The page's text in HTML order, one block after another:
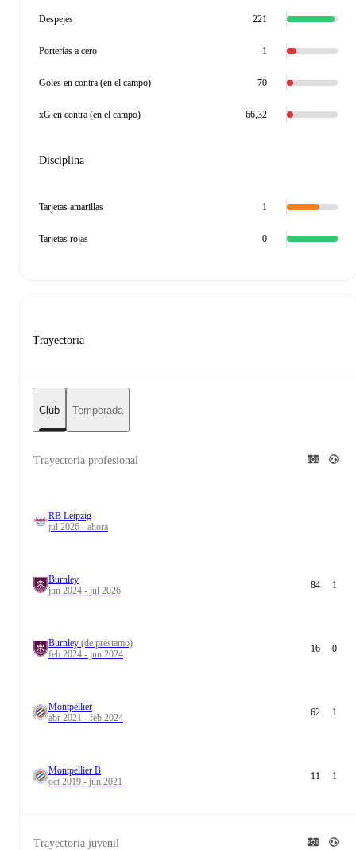
Despejes 221
Porterías a cero 1
Goles en contra (en el campo) 70
xG en contra (en el campo) 66,32
Disciplina
Tarjetas amarillas 1
Tarjetas rojas 0
Trayectoria
Club Temporada
Trayectoria profesional
RB Leipzig
jul 2026 - ahora
Burnley
jun 2024 - jul 2026
84 1
Burnley (de préstamo)
feb 2024 - jun 2024
16 0
Montpellier
abr 2021 - feb 2024
62 1
Montpellier B
oct 2019 - jun 2021
11 1
Trayectoria juvenil